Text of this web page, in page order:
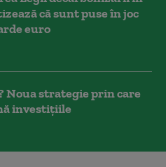
că sunt puse în joc
euro
Noua strategie prin care
investițiile